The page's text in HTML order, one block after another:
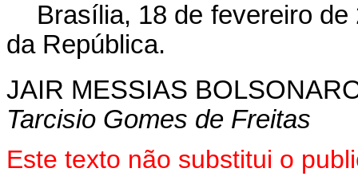
Brasília, 18 de fevereiro de
da República.
JAIR MESSIAS
Tarcisio Gomes de Freitas
Este texto não substitui o